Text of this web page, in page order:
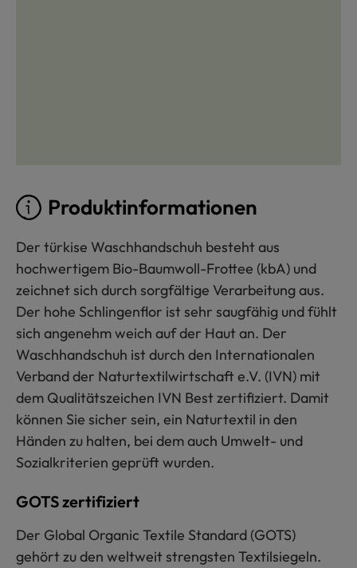
Produktinformationen
Der türkise Waschhandschuh besteht aus
hochwertigem Bio-Baumwoll-Frottee (kbA) und
zeichnet sich durch sorgfältige Verarbeitung aus.
Der hohe Schlingenflor ist sehr saugfähig und fühlt
sich angenehm weich auf der Haut an. Der
Waschhandschuh ist durch den Internationalen
Verband der Naturtextilwirtschaft e.V. (IVN) mit
dem Qualitätszeichen IVN Best zertifiziert. Damit
können Sie sicher sein, ein Naturtextil in den
Händen zu halten, bei dem auch Umwelt- und
Sozialkriterien geprüft wurden.
GOTS zertifiziert
Der Global Organic Textile Standard (GOTS)
gehört zu den weltweit strengsten Textilsiegeln.